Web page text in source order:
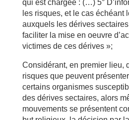
qui est chargée : (…) 5°
les risques, et le cas échéant
auxquels les dérives
faciliter la mise en oeuvre
victimes de ces dérives »;
Considérant, en premier lieu,
risques que peuvent
certains organismes
des dérives sectaires, alors
mouvements se présentent